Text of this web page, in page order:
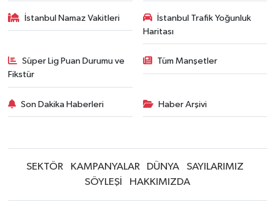
İstanbul Namaz Vakitleri
İstanbul Trafik Yoğunluk
Haritası
Süper Lig Puan Durumu ve
Fikstür
Tüm Manşetler
Son Dakika Haberleri Haber Arşivi
SEKTÖR KAMPANYALAR DÜNYA
SAYILARIMIZ
SÖYLEŞİ
HAKKIMIZDA